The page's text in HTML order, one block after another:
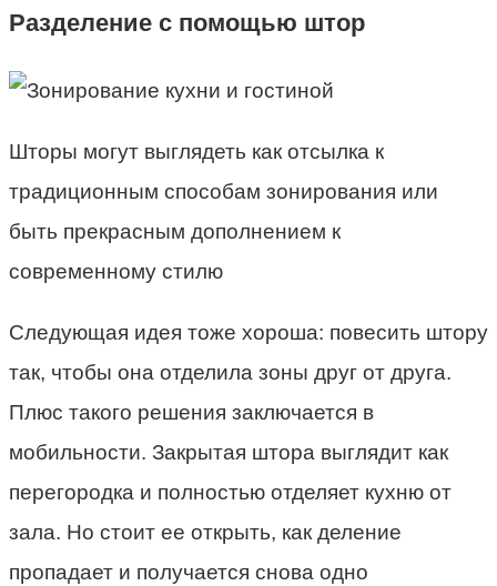
Разделение с помощью штор
Шторы могут выглядеть как отсылка к
традиционным способам зонирования или
быть прекрасным дополнением к
современному стилю
Следующая идея тоже хороша: повесить штору
так, чтобы она отделила зоны друг от друга.
Плюс такого решения заключается в
мобильности. Закрытая штора выглядит как
перегородка и полностью отделяет кухню от
зала. Но стоит ее открыть, как деление
пропадает и получается снова одно